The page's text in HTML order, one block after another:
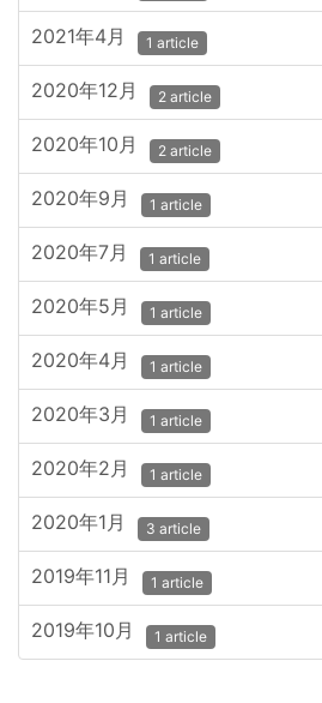
2021年4月 1 article
2020年12月 2 article
2020年10月 2 article
2020年9月 1 article
2020年7月 1 article
2020年5月 1 article
2020年4月 1 article
2020年3月 1 article
2020年2月 1 article
2020年1月 3 article
2019年11月 1 article
2019年10月 1 article